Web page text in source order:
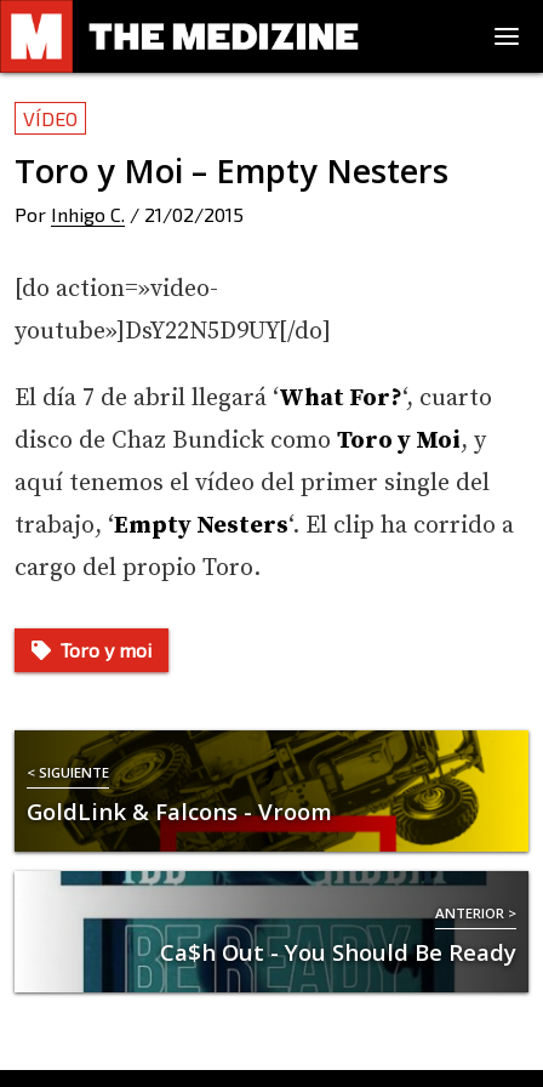
VÍDEO
Toro y Moi – Empty Nesters
Por Inhigo C. / 21/02/2015
[do action=»video-
youtube»]DsY22N5D9UY[/do]
El día 7 de abril llegará ‘What For?‘, cuarto
disco de Chaz Bundick como Toro y Moi, y
aquí tenemos el vídeo del primer single del
trabajo, ‘Empty Nesters‘. El clip ha corrido a
cargo del propio Toro.
Toro y moi
< SIGUIENTE
GoldLink & Falcons - Vroom
ANTERIOR >
Ca$h Out - You Should Be Ready